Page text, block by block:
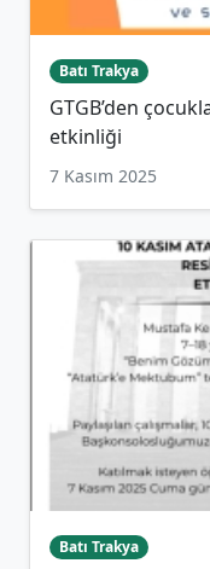
Batı Trakya
GTGB’den
etkinliği
7 Kasım 2025
Batı Trakya